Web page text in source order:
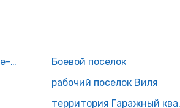
рабочий поселок Ближне-Песочное
Боевой поселок
рабочий поселок Виля